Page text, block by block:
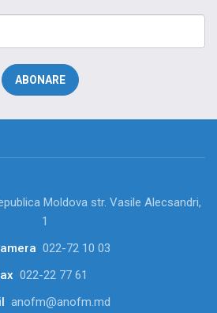
Moldova str. Vasile Alecsandri,
1
022-72 10 03
022-22 77 61
anofm@anofm.md